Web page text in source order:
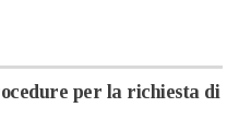
per la richiesta di